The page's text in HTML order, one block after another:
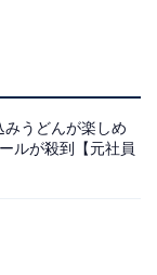
みうどんが楽しめ
ルが殺到【元社員